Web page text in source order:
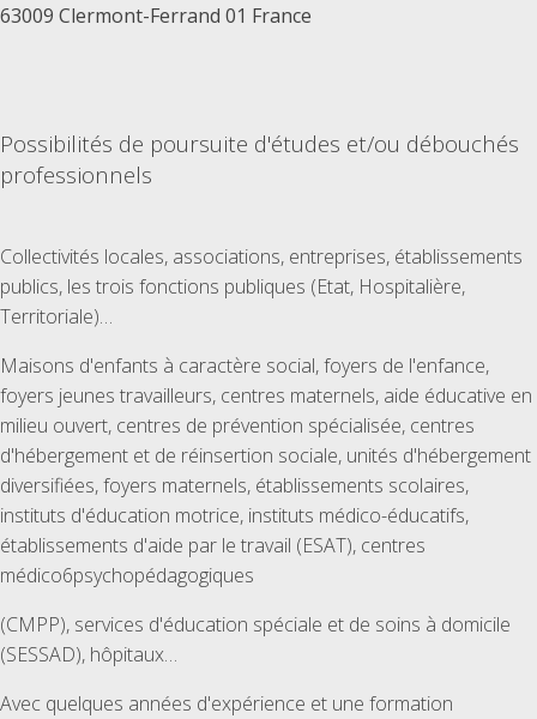
63009 Clermont-Ferrand 01 France
Possibilités de poursuite d'études et/ou débouchés
professionnels
Collectivités locales, associations, entreprises, établissements
publics, les trois fonctions publiques (Etat, Hospitalière,
Territoriale)…
Maisons d'enfants à caractère social, foyers de l'enfance,
foyers jeunes travailleurs, centres maternels, aide éducative en
milieu ouvert, centres de prévention spécialisée, centres
d'hébergement et de réinsertion sociale, unités d'hébergement
diversifiées, foyers maternels, établissements scolaires,
instituts d'éducation motrice, instituts médico-éducatifs,
établissements d'aide par le travail (ESAT), centres
médico6psychopédagogiques
(CMPP), services d'éducation spéciale et de soins à domicile
(SESSAD), hôpitaux…
Avec quelques années d'expérience et une formation